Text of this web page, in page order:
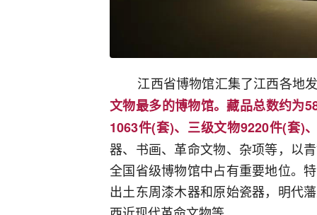
江西省博物馆汇集了江西各地
文物最多的博物馆。藏品总数约为
1063件(套)、三级文物9220件(套)
器、书画、革命文物、杂项等，以
全国省级博物馆中占有重要地位。
出土东周漆木器和原始瓷器，明代